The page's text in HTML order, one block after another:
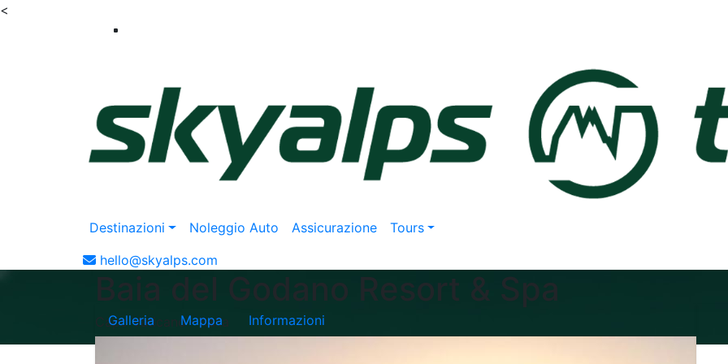
<
Destinazioni Noleggio Auto Assicurazione
Tours
hello@skyalps.com
Baia del Godano Resort & Spa
Capo Vaticano - Italia
Galleria Mappa Informazioni